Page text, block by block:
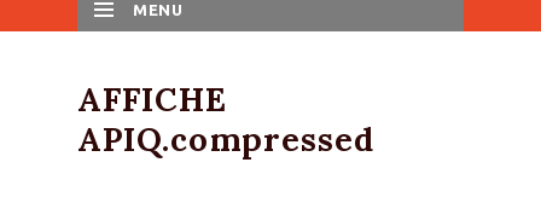
MENU
AFFICHE
APIQ.compressed